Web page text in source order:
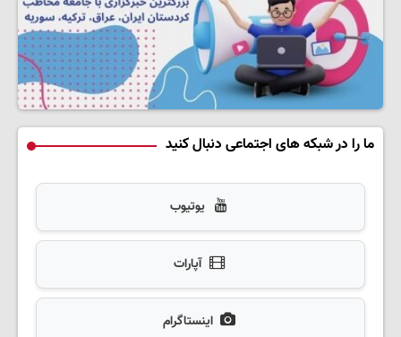
ما را در شبکه های اجتماعی دنبال کنید
یوتیوب
آپارات
اینستاگرام